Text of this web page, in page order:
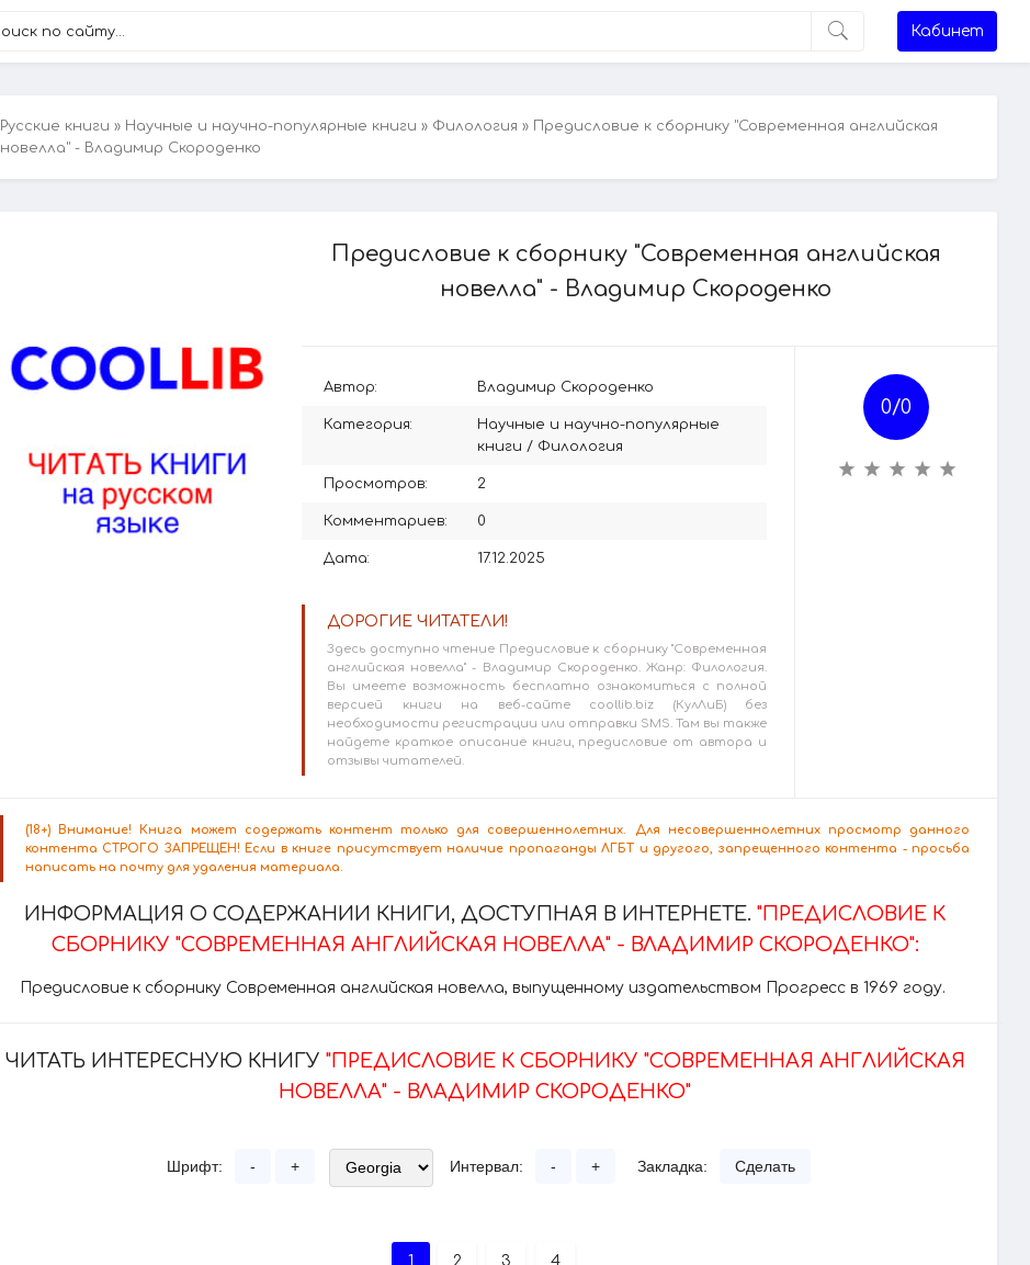
Кабинет
Русские книги » Научные и научно-популярные книги » Филология » Предисловие к сборнику "Современная английская
новелла" - Владимир Скороденко
Предисловие к сборнику "Современная английская
новелла" - Владимир Скороденко
Автор: Владимир Скороденко
Категория:
Научные и научно-популярные
книги / Филология
Просмотров: 2
Комментариев: 0
Дата: 17.12.2025
ДОРОГИЕ ЧИТАТЕЛИ!
Здесь доступно чтение Предисловие к сборнику "Современная
английская новелла" - Владимир Скороденко. Жанр: Филология.
Вы имеете возможность бесплатно ознакомиться с полной
версией книги на веб-сайте coollib.biz (КулЛиБ) без
необходимости регистрации или отправки SMS. Там вы также
найдете краткое описание книги, предисловие от автора и
отзывы читателей.
0/0
(18+) Внимание! Книга может содержать контент только для совершеннолетних. Для несовершеннолетних просмотр данного
контента СТРОГО ЗАПРЕЩЕН! Если в книге присутствует наличие пропаганды ЛГБТ и другого, запрещенного контента - просьба
написать на почту для удаления материала.
ИНФОРМАЦИЯ О СОДЕРЖАНИИ КНИГИ, ДОСТУПНАЯ В ИНТЕРНЕТЕ. "ПРЕДИСЛОВИЕ К
СБОРНИКУ "СОВРЕМЕННАЯ АНГЛИЙСКАЯ НОВЕЛЛА" - ВЛАДИМИР СКОРОДЕНКО":
Предисловие к сборнику Современная английская новелла, выпущенному издательством Прогресс в 1969 году.
ЧИТАТЬ ИНТЕРЕСНУЮ КНИГУ "ПРЕДИСЛОВИЕ К СБОРНИКУ "СОВРЕМЕННАЯ АНГЛИЙСКАЯ
НОВЕЛЛА" - ВЛАДИМИР СКОРОДЕНКО"
Шрифт: - + Интервал: - + Закладка: Сделать
1 2 3 4